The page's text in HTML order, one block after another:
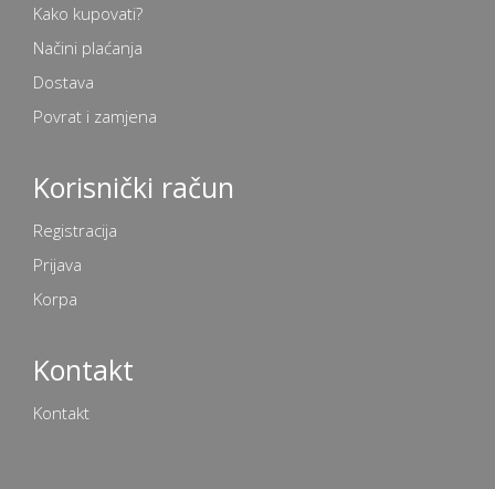
Kako kupovati?
Načini plaćanja
Dostava
Povrat i zamjena
Korisnički račun
Registracija
Prijava
Korpa
Kontakt
Kontakt